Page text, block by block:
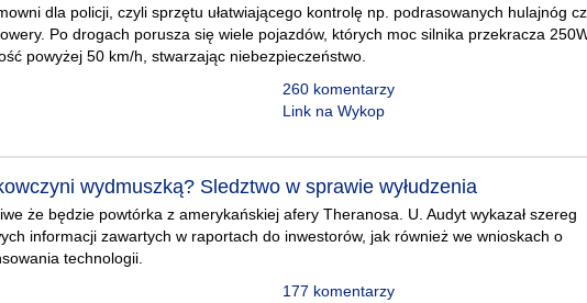
dla policji, czyli sprzętu ułatwiającego kontrolę np. podrasowanych hulajnóg
Po drogach porusza się wiele pojazdów, których moc silnika przekracza
powyżej 50 km/h, stwarzając niebezpieczeństwo.
260 komentarzy
Link na Wykop
wydmuszką? Sledztwo w sprawie wyłudzenia
że będzie powtórka z amerykańskiej afery Theranosa. U. Audyt wykazał szereg
informacji zawartych w raportach do inwestorów, jak również we wnioskach o
technologii.
177 komentarzy